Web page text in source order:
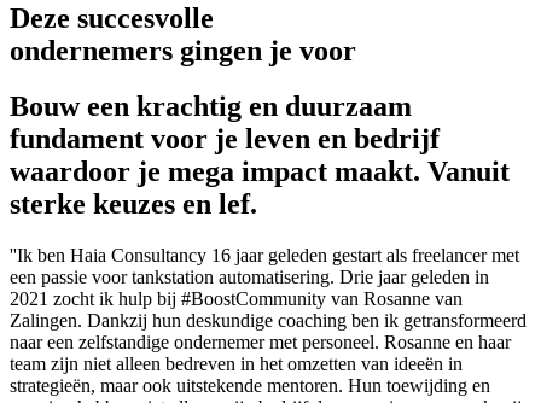
Deze succesvolle
ondernemers gingen je voor
Bouw een krachtig en duurzaam
fundament voor je leven en bedrijf
waardoor je mega impact maakt. Vanuit
sterke keuzes en lef.
''Ik ben Haia Consultancy 16 jaar geleden gestart als freelancer met
een passie voor tankstation automatisering. Drie jaar geleden in
2021 zocht ik hulp bij #BoostCommunity van Rosanne van
Zalingen. Dankzij hun deskundige coaching ben ik getransformeerd
naar een zelfstandige ondernemer met personeel. Rosanne en haar
team zijn niet alleen bedreven in het omzetten van ideeën in
strategieën, maar ook uitstekende mentoren. Hun toewijding en